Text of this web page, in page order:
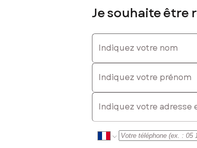
22, E-mail : laurence.migot@safti.fr - EI - Agent
Je souhaite être
Indiquez votre nom
Indiquez votre prénom
E-mail